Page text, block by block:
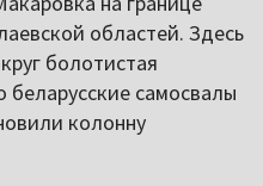
областей. Здесь
болотистая
беларусские самосвалы
колонну